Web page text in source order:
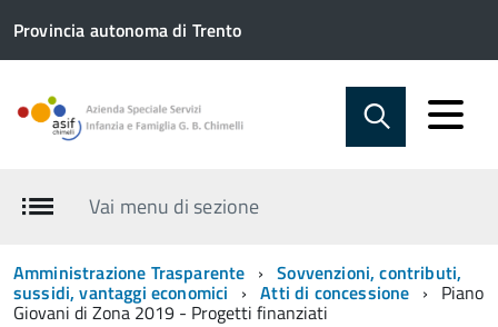
Provincia autonoma di Trento
Vai menu di sezione
Amministrazione Trasparente Sovvenzioni, contributi,
sussidi, vantaggi economici Atti di concessione Piano
Giovani di Zona 2019 - Progetti finanziati